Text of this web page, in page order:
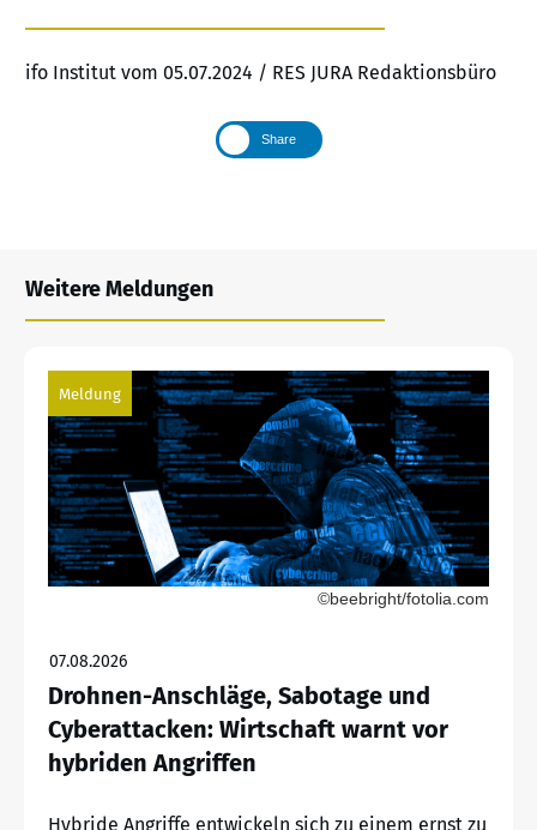
ifo Institut vom 05.07.2024 / RES JURA Redaktionsbüro
Share
Weitere Meldungen
Meldung
©beebright/fotolia.com
07.08.2026
Drohnen-Anschläge, Sabotage und
Cyberattacken: Wirtschaft warnt vor
hybriden Angriffen
Hybride Angriffe entwickeln sich zu einem ernst zu